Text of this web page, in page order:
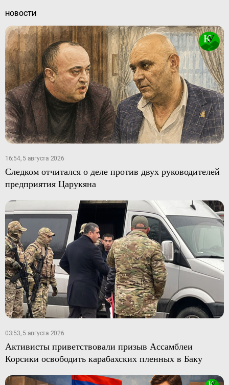
НОВОСТИ
16:54, 5 августа 2026
Следком отчитался о деле против двух руководителей
предприятия Царукяна
03:53, 5 августа 2026
Активисты приветствовали призыв Ассамблеи
Корсики освободить карабахских пленных в Баку